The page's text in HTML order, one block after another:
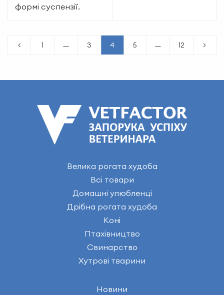
формі суспензії.
< 1 … 3 4 5 … 12 >
Велика рогата худоба
Всі товари
Домашні улюбленці
Дрібна рогата худоба
Коні
Птахівництво
Свинарство
Хутрові тварини
Новини